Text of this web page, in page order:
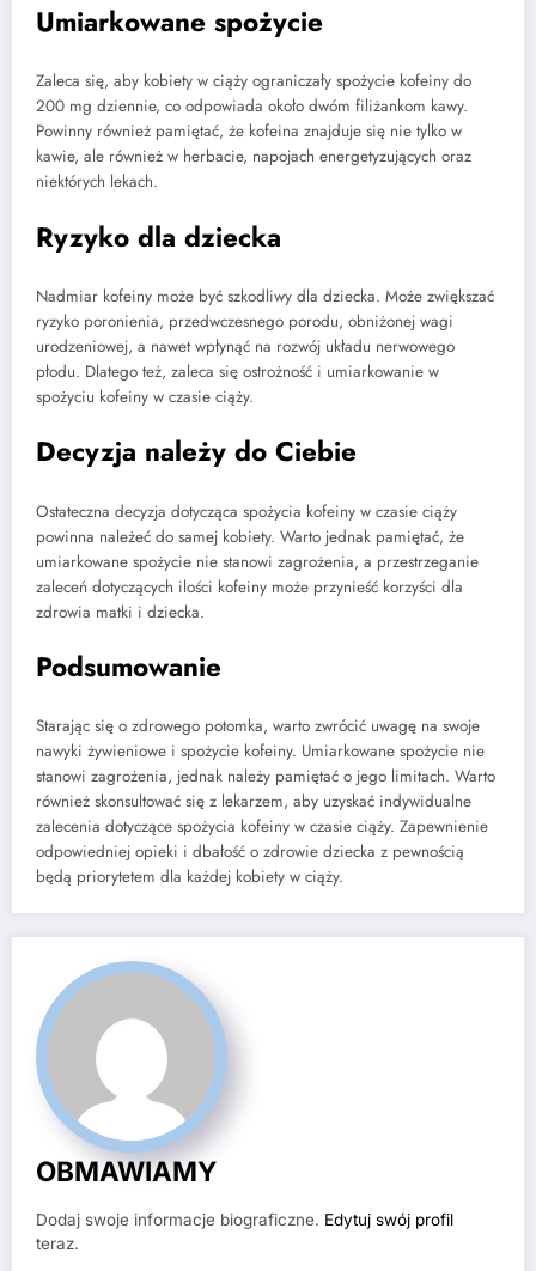
Umiarkowane spożycie
Zaleca się, aby kobiety w ciąży ograniczały spożycie kofeiny do
200 mg dziennie, co odpowiada około dwóm filiżankom kawy.
Powinny również pamiętać, że kofeina znajduje się nie tylko w
kawie, ale również w herbacie, napojach energetyzujących oraz
niektórych lekach.
Ryzyko dla dziecka
Nadmiar kofeiny może być szkodliwy dla dziecka. Może zwiększać
ryzyko poronienia, przedwczesnego porodu, obniżonej wagi
urodzeniowej, a nawet wpłynąć na rozwój układu nerwowego
płodu. Dlatego też, zaleca się ostrożność i umiarkowanie w
spożyciu kofeiny w czasie ciąży.
Decyzja należy do Ciebie
Ostateczna decyzja dotycząca spożycia kofeiny w czasie ciąży
powinna należeć do samej kobiety. Warto jednak pamiętać, że
umiarkowane spożycie nie stanowi zagrożenia, a przestrzeganie
zaleceń dotyczących ilości kofeiny może przynieść korzyści dla
zdrowia matki i dziecka.
Podsumowanie
Starając się o zdrowego potomka, warto zwrócić uwagę na swoje
nawyki żywieniowe i spożycie kofeiny. Umiarkowane spożycie nie
stanowi zagrożenia, jednak należy pamiętać o jego limitach. Warto
również skonsultować się z lekarzem, aby uzyskać indywidualne
zalecenia dotyczące spożycia kofeiny w czasie ciąży. Zapewnienie
odpowiedniej opieki i dbałość o zdrowie dziecka z pewnością
będą priorytetem dla każdej kobiety w ciąży.
OBMAWIAMY
Dodaj swoje informacje biograficzne. Edytuj swój profil
teraz.